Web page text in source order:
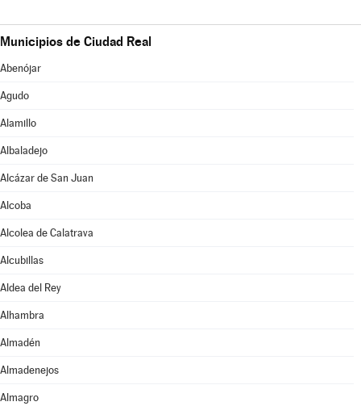
Municipios de Ciudad Real
Abenójar
Agudo
Alamillo
Albaladejo
Alcázar de San Juan
Alcoba
Alcolea de Calatrava
Alcubillas
Aldea del Rey
Alhambra
Almadén
Almadenejos
Almagro